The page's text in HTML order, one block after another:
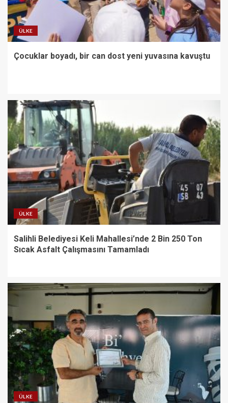
ÜLKE
Çocuklar boyadı, bir can dost yeni yuvasına kavuştu
ÜLKE
Salihli Belediyesi Keli Mahallesi’nde 2 Bin 250 Ton
Sıcak Asfalt Çalışmasını Tamamladı
ÜLKE